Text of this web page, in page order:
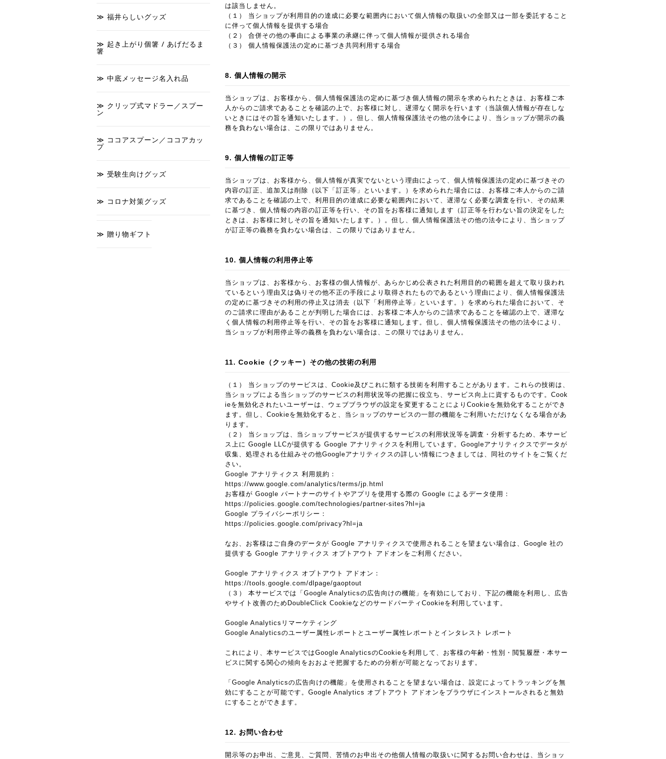
福井らしいグッズ
起き上がり個箸 / あげだるま
箸
中底メッセージ名入れ品
クリップ式マドラー／スプー
ン
ココアスプーン／ココアカッ
プ
受験生向けグッズ
コロナ対策グッズ
贈り物ギフト
は該当しません。
（１） 当ショップが利用目的の達成に必要な範囲内において個人情報の取扱いの全部又は一部を委託すること
に伴って個人情報を提供する場合
（２） 合併その他の事由による事業の承継に伴って個人情報が提供される場合
（３） 個人情報保護法の定めに基づき共同利用する場合
8. 個人情報の開示
当ショップは、お客様から、個人情報保護法の定めに基づき個人情報の開示を求められたときは、お客様ご本
人からのご請求であることを確認の上で、お客様に対し、遅滞なく開示を行います（当該個人情報が存在しな
いときにはその旨を通知いたします。）。但し、個人情報保護法その他の法令により、当ショップが開示の義
務を負わない場合は、この限りではありません。
9. 個人情報の訂正等
当ショップは、お客様から、個人情報が真実でないという理由によって、個人情報保護法の定めに基づきその
内容の訂正、追加又は削除（以下「訂正等」といいます。）を求められた場合には、お客様ご本人からのご請
求であることを確認の上で、利用目的の達成に必要な範囲内において、遅滞なく必要な調査を行い、その結果
に基づき、個人情報の内容の訂正等を行い、その旨をお客様に通知します（訂正等を行わない旨の決定をした
ときは、お客様に対しその旨を通知いたします。）。但し、個人情報保護法その他の法令により、当ショップ
が訂正等の義務を負わない場合は、この限りではありません。
10. 個人情報の利用停止等
当ショップは、お客様から、お客様の個人情報が、あらかじめ公表された利用目的の範囲を超えて取り扱われ
ているという理由又は偽りその他不正の手段により取得されたものであるという理由により、個人情報保護法
の定めに基づきその利用の停止又は消去（以下「利用停止等」といいます。）を求められた場合において、そ
のご請求に理由があることが判明した場合には、お客様ご本人からのご請求であることを確認の上で、遅滞な
く個人情報の利用停止等を行い、その旨をお客様に通知します。但し、個人情報保護法その他の法令により、
当ショップが利用停止等の義務を負わない場合は、この限りではありません。
11. Cookie（クッキー）その他の技術の利用
（１） 当ショップのサービスは、Cookie及びこれに類する技術を利用することがあります。これらの技術は、
当ショップによる当ショップのサービスの利用状況等の把握に役立ち、サービス向上に資するものです。Cook
ieを無効化されたいユーザーは、ウェブブラウザの設定を変更することによりCookieを無効化することができ
ます。但し、Cookieを無効化すると、当ショップのサービスの一部の機能をご利用いただけなくなる場合があ
ります。
（２） 当ショップは、当ショップサービスが提供するサービスの利用状況等を調査・分析するため、本サービ
ス上に Google LLCが提供する Google アナリティクスを利用しています。Googleアナリティクスでデータが
収集、処理される仕組みその他Googleアナリティクスの詳しい情報につきましては、同社のサイトをご覧くだ
さい。
Google アナリティクス 利用規約：
https://www.google.com/analytics/terms/jp.html
お客様が Google パートナーのサイトやアプリを使用する際の Google によるデータ使用：
https://policies.google.com/technologies/partner-sites?hl=ja
Google プライバシーポリシー：
https://policies.google.com/privacy?hl=ja
なお、お客様はご自身のデータが Google アナリティクスで使用されることを望まない場合は、Google 社の
提供する Google アナリティクス オプトアウト アドオンをご利用ください。
Google アナリティクス オプトアウト アドオン：
https://tools.google.com/dlpage/gaoptout
（３） 本サービスでは「Google Analyticsの広告向けの機能」を有効にしており、下記の機能を利用し、広告
やサイト改善のためDoubleClick CookieなどのサードパーティCookieを利用しています。
Google Analyticsリマーケティング
Google Analyticsのユーザー属性レポートとユーザー属性レポートとインタレスト レポート
これにより、本サービスではGoogle AnalyticsのCookieを利用して、お客様の年齢・性別・閲覧履歴・本サー
ビスに関する関心の傾向をおおよそ把握するための分析が可能となっております。
「Google Analyticsの広告向けの機能」を使用されることを望まない場合は、設定によってトラッキングを無
効にすることが可能です。Google Analytics オプトアウト アドオンをブラウザにインストールされると無効
にすることができます。
12. お問い合わせ
開示等のお申出、ご意見、ご質問、苦情のお申出その他個人情報の取扱いに関するお問い合わせは、当ショッ